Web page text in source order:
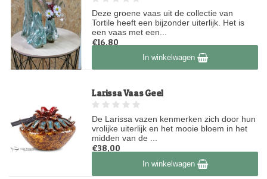
Deze groene vaas uit de collectie van
Tortile heeft een bijzonder uiterlijk. Het is
een vaas met een...
€16,80
Op voorraadIn winkelwagen
Larissa Vaas Geel
De Larissa vazen kenmerken zich door hun
vrolijke uiterlijk en het mooie bloem in het
midden van de ...
€38,00
Op voorraadIn winkelwagen